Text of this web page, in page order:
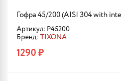
Гофра 45/200 (AISI 304 with
Артикул: P45200
Бренд: TIXONA
1290 ₽